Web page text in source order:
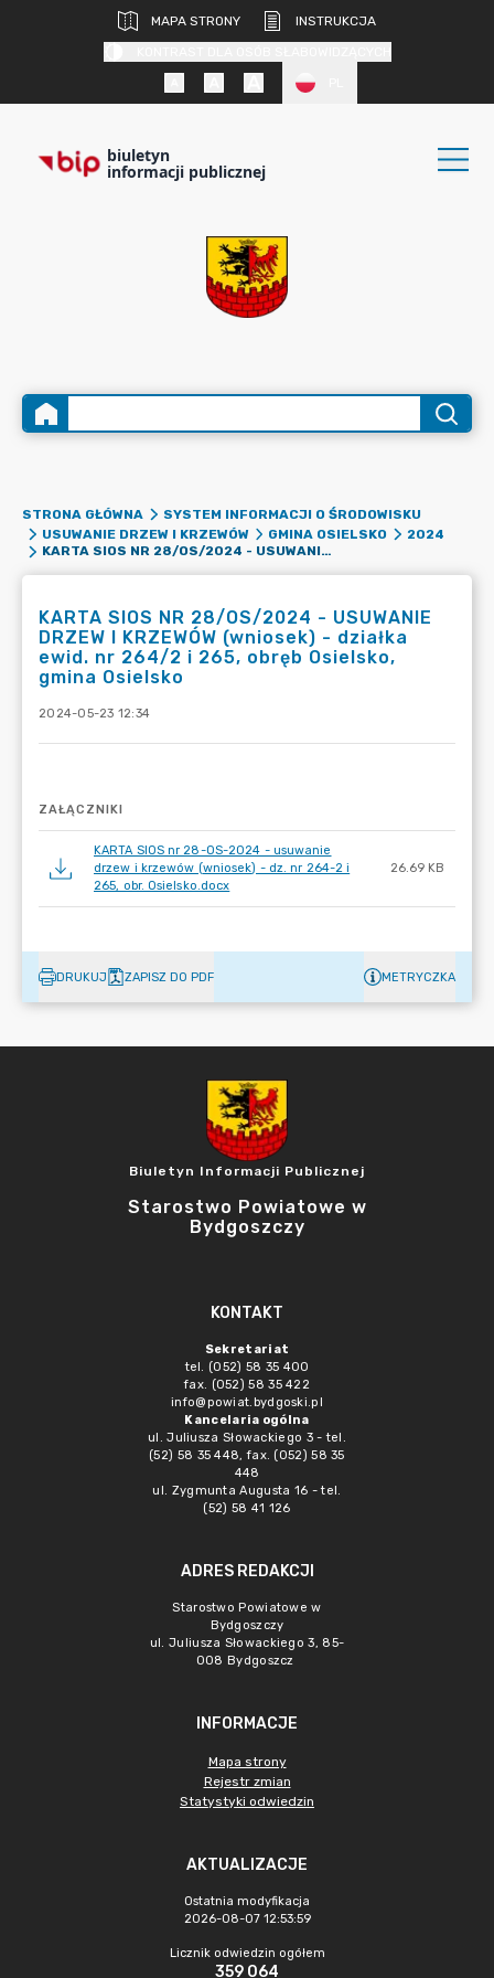
MAPA STRONY
INSTRUKCJA
biuletyn
informacji publicznej
STRONA GŁÓWNA
SYSTEM INFORMACJI O ŚRODOWISKU
USUWANIE DRZEW I KRZEWÓW
GMINA OSIELSKO
2024
KARTA SIOS NR 28/OS/2024 - USUWANIE DRZEW I KRZEWÓW (WNIOSEK) - DZIAŁKA EWID. NR 264/2 I 265, OBRĘB OSIELSKO, GMINA OSIELSKO
KARTA SIOS NR 28/OS/2024 - USUWANIE
DRZEW I KRZEWÓW (wniosek) - działka
ewid. nr 264/2 i 265, obręb Osielsko,
gmina Osielsko
2024-05-23 12:34
ZAŁĄCZNIKI
KARTA SIOS nr 28-OS-2024 - usuwanie
drzew i krzewów (wniosek) - dz. nr 264-2 i
265, obr. Osielsko.docx
26.69 KB
DRUKUJ ZAPISZ DO PDF METRYCZKA
Biuletyn Informacji Publicznej
Starostwo Powiatowe w
Bydgoszczy
KONTAKT
Sekretariat
tel. (052) 58 35 400
fax. (052) 58 35 422
info@powiat.bydgoski.pl
Kancelaria ogólna
ul. Juliusza Słowackiego 3 - tel.
(52) 58 35 448, fax. (052) 58 35
448
ul. Zygmunta Augusta 16 - tel.
(52) 58 41 126
ADRES REDAKCJI
Starostwo Powiatowe w
Bydgoszczy
ul. Juliusza Słowackiego 3, 85-
008 Bydgoszcz
INFORMACJE
Mapa strony
Rejestr zmian
Statystyki odwiedzin
AKTUALIZACJE
Ostatnia modyfikacja
2026-08-07 12:53:59
Licznik odwiedzin ogółem
359 064